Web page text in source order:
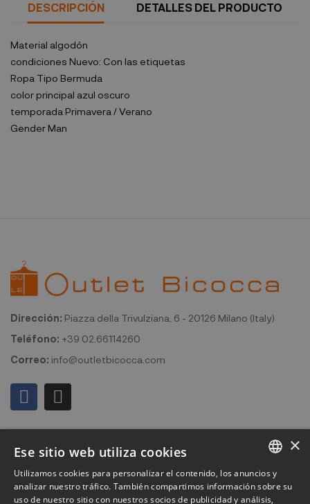
DESCRIPCIÓN DETALLES DEL PRODUCTO
Material algodón
condiciones Nuevo: Con las etiquetas
Ropa Tipo Bermuda
color principal azul oscuro
temporada Primavera / Verano
Gender Man
Dirección: Piazza della Trivulziana, 6 - 20126 Milano (Italy)
Teléfono: +39 02.66114260
Correo: info@outletbicocca.com
Suscribirse al boletín de noticias
ITALIAN
×
Ese sitio web utiliza cookies
Utilizamos cookies para personalizar el contenido, los anuncios y
analizar nuestro tráfico. También compartimos información sobre su
uso de nuestro sitio con nuestros socios de publicidad y análisis,